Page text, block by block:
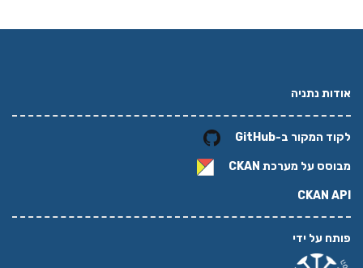
אודות נתניה
לקוד המקור ב-GitHub
מבוסס על מערכת CKAN
CKAN API
פותח על ידי